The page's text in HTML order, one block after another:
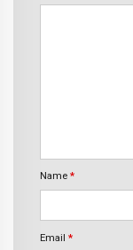
Name *
Email *